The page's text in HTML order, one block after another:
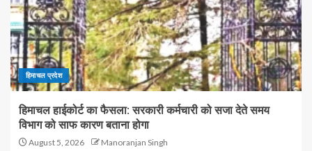
हिमाचल प्रदेश
हिमाचल हाईकोर्ट का फैसला: सरकारी कर्मचारी को सजा देते समय
विभाग को साफ कारण बताना होगा
August 5, 2026 Manoranjan Singh